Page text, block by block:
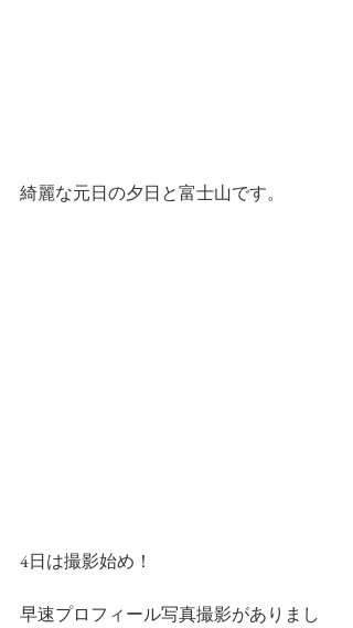
綺麗な元日の夕日と富士山です。
4日は撮影始め！
早速プロフィール写真撮影がありまし